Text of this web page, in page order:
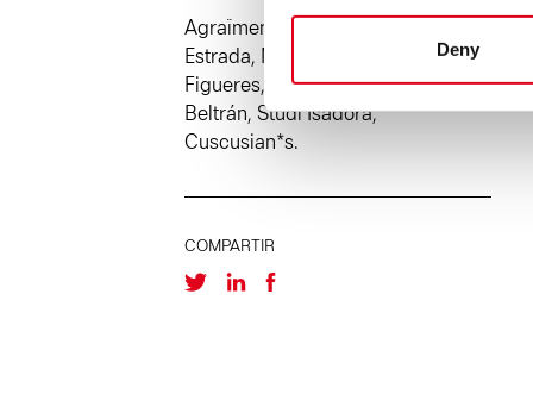
Deny
Agraïments: Yolanda Olmos, Joan
Estrada, Nau Ivanow, Marta
Figueres, Marino Gutiérrez, Mabel
Beltrán, Studi Isadora,
Cuscusian*s.
COMPARTIR